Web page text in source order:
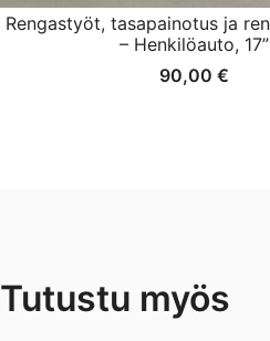
Rengastyöt, tasapainotus ja
– Henkilöauto, 17”
90,00 €
Tutustu myös